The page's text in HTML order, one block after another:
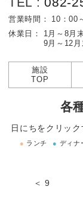
営業時間：
10：00
休業日：
1月～8月
9月～12
施設
TOP
各
日にちをクリッ
● ランチ ● ディナ
＜ 9